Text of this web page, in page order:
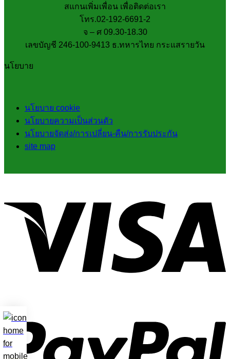
สแกนเพิ่มเพื่อน เพื่อติดต่อเรา
โทร.02-192-6691-2
จ – ศ 09.30-18.30
เลขบัญชี 246-100-9413 ธ.ทหารไทย กระแสรายวัน
นโยบาย
นโยบาย cookie
นโยบายความเป็นส่วนตัว
นโยบายจัดส่ง/การเปลี่ยน-คืน/การรับประกัน
site map